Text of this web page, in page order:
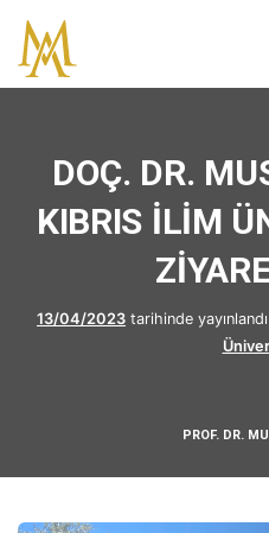
DOÇ. DR.
KIBRIS İLİM
13/04/2023 tarihinde yayınlandı
PROF. DR.